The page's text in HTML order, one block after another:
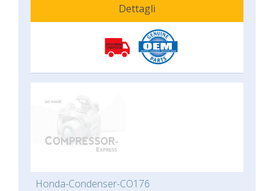
Dettagli
Honda-Condenser-CO176